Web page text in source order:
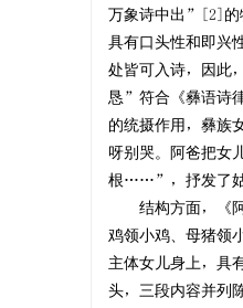
万象诗中出”[2]的
具有口头性和即兴
处皆可入诗，因此
恳”符合《彝语诗
的统摄作用，彝族
呀别哭。阿爸把女
根……”，抒发了姑
结构方面，《阿
鸡领小鸡、母猪领
主体女儿身上，具
头，三段内容并列